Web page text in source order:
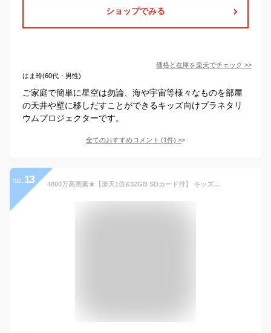
ショップでみる
価格と在庫を楽天でチェック >>
はま玲(60代・男性)
ご家庭で簡単に星空は勿論、海や宇宙等様々なものを部屋
の天井や壁に移しだすことができるキッズ向けプラネタリ
ウムプロジェクターです。
全てのおすすめコメント (1件) >
no. 13 4800万高画素★【楽天1位&32GB SDカード付】 キッズカメラ 高画質 子供 カメラ デジタルカメラ セルフカメ こどもカメラ 録画 自撮り ギフト プレゼント USB充電 トイカメラ1080P 幼稚園 小学生 女の子 男の子 3-7歳 誕生日 クリスマスプレゼント 子供